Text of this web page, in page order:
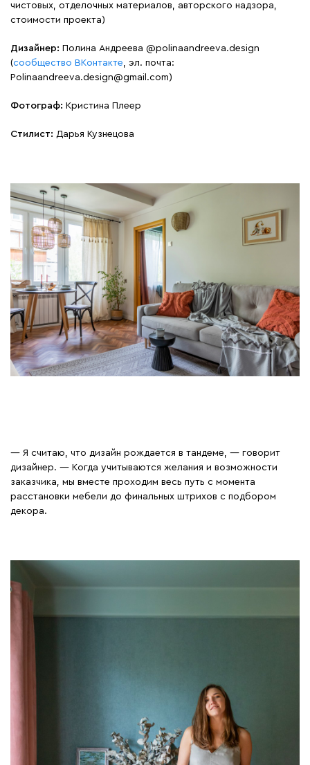
чистовых, отделочных материалов, авторского надзора,
стоимости проекта)
Дизайнер: Полина Андреева @polinaandreeva.design
(сообщество ВКонтакте, эл. почта:
Polinaandreeva.design@gmail.com)
Фотограф: Кристина Плеер
Стилист: Дарья Кузнецова
— Я считаю, что дизайн рождается в тандеме, — говорит
дизайнер. — Когда учитываются желания и возможности
заказчика, мы вместе проходим весь путь с момента
расстановки мебели до финальных штрихов с подбором
декора.